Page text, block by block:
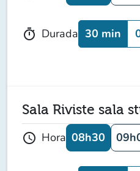
timer Durada 30 min
Sala Riviste sala
schedule Hora 08h30